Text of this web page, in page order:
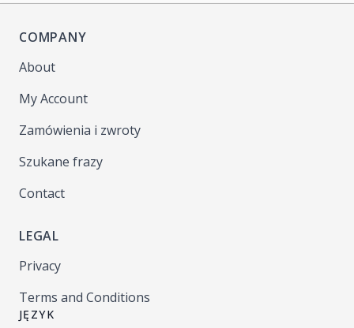
COMPANY
About
My Account
Zamówienia i zwroty
Szukane frazy
Contact
LEGAL
Privacy
Terms and Conditions
JĘZYK